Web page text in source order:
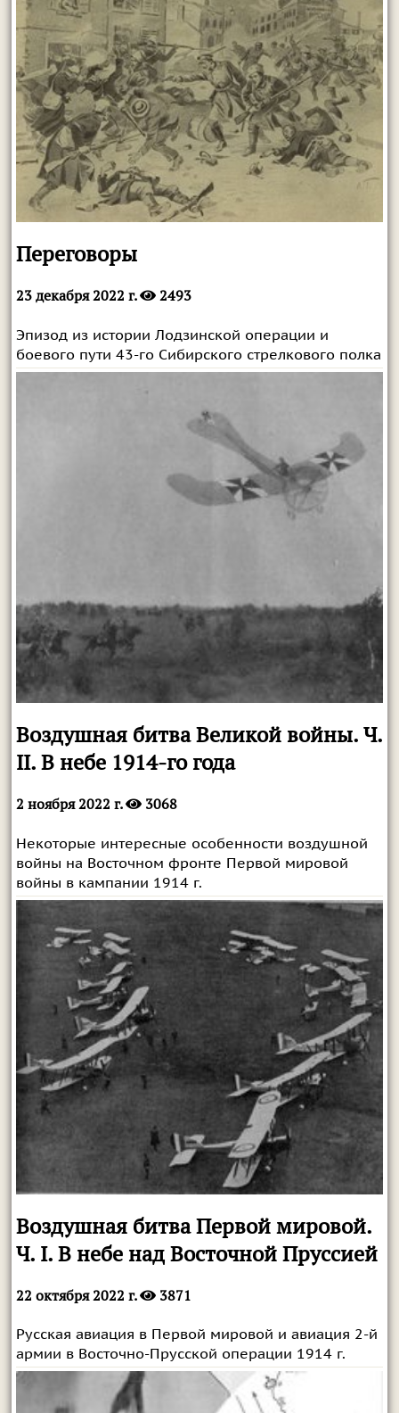
Переговоры
23 декабря 2022 г. 2493
Эпизод из истории Лодзинской операции и
боевого пути 43-го Сибирского стрелкового полка
Воздушная битва Великой войны. Ч.
II. В небе 1914-го года
2 ноября 2022 г. 3068
Некоторые интересные особенности воздушной
войны на Восточном фронте Первой мировой
войны в кампании 1914 г.
Воздушная битва Первой мировой.
Ч. I. В небе над Восточной Пруссией
22 октября 2022 г. 3871
Русская авиация в Первой мировой и авиация 2-й
армии в Восточно-Прусской операции 1914 г.